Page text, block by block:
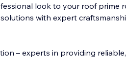
look to your roof prime
with expert
– experts in providing reliable,